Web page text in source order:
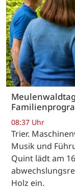
08:37 Uhr
Trier.
Musik und
Quint lädt am
Holz ein.